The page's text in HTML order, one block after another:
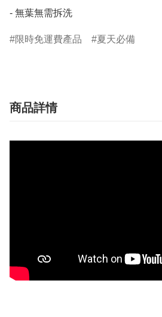
- 無葉無需拆洗
限時免運費產品 夏天必備
商品詳情